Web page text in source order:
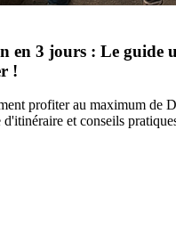
en 3 jours : Le guide
!
profiter au maximum de
et conseils